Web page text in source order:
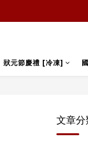
狀元節慶禮 [冷凍]
文章分